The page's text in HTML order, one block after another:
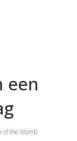
een
of the Womb